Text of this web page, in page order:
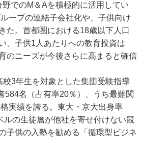
でのM＆Aを積極的に活用してい
ープの連結子会社化や、子供向け
た。首都圏における18歳以下人口
、子供1人あたりへの教育投資は
のニーズが今後さらに高まると確信
3年生を対象とした集団受験指導
584名（占有率20％）、うち最難関
実績を誇る。東大・京大出身率
の生徒層が他社を寄せ付けない競
子供の入塾を勧める「循環型ビジネ